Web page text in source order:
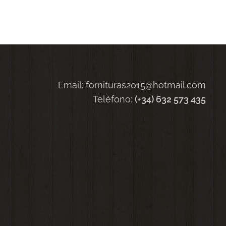
Email: fornituras2015@hotmail.com
Teléfono: (+34) 632 573 435